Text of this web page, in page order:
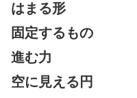
はまる形
固定するもの
進む力
空に見える円